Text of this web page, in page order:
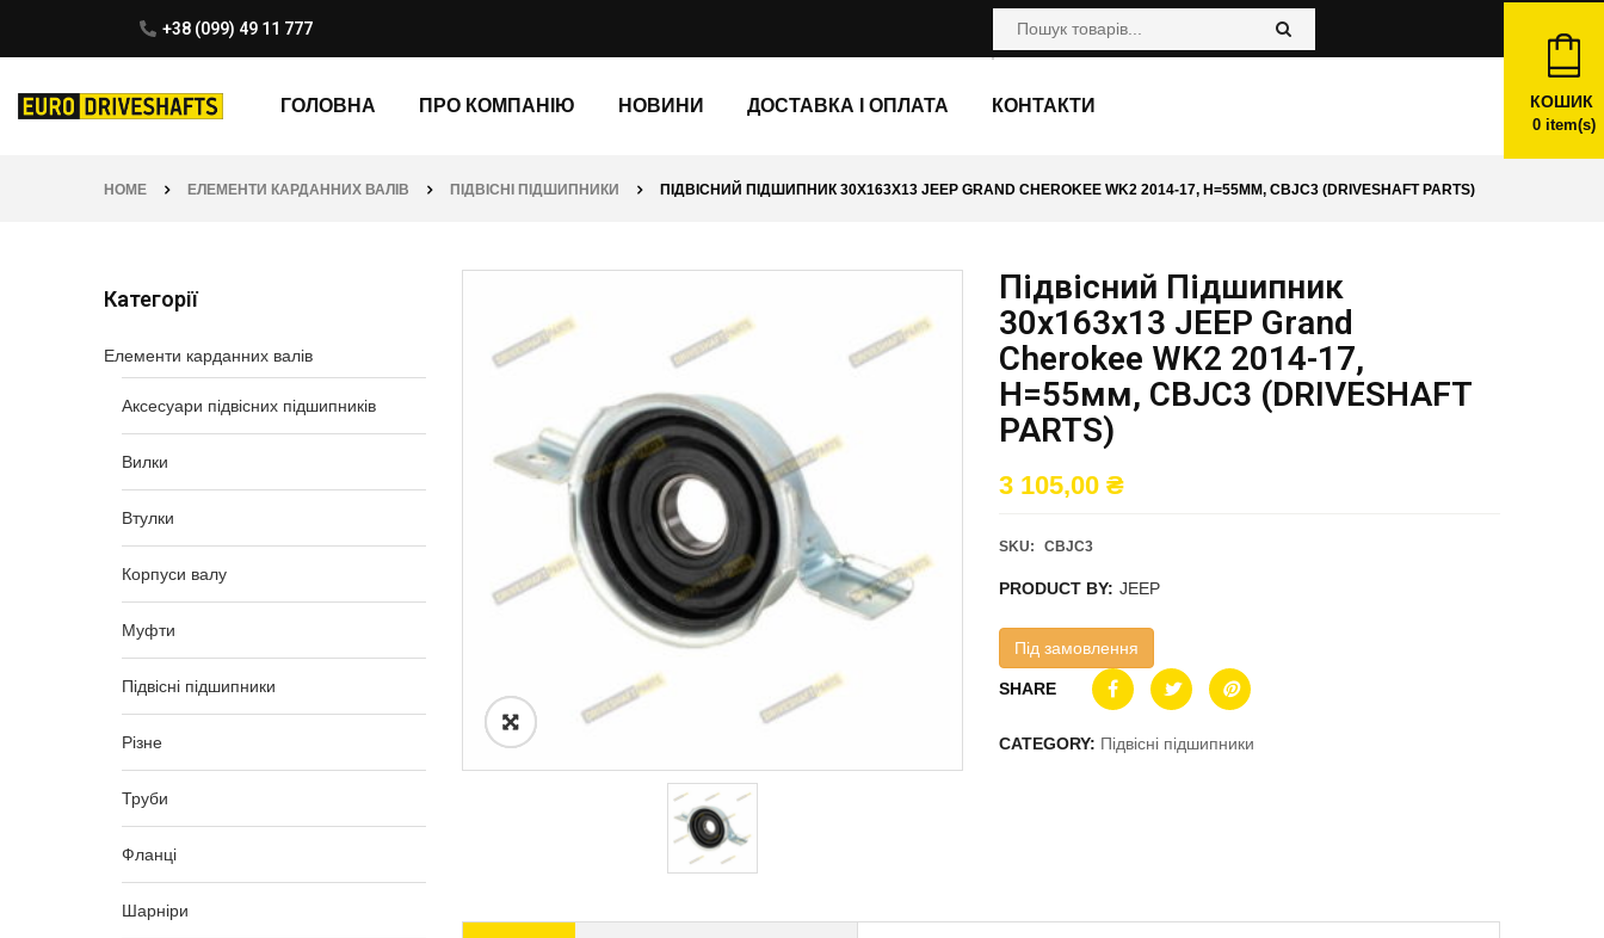
+38 (099) 49 11 777
ГОЛОВНА ПРО КОМПАНІЮ НОВИНИ ДОСТАВКА І ОПЛАТА КОНТАКТИ КОШИК
0item(s)
HOME ЕЛЕМЕНТИ КАРДАННИХ ВАЛІВ ПІДВІСНІ ПІДШИПНИКИ ПІДВІСНИЙ ПІДШИПНИК 30X163X13 JEEP GRAND CHEROKEE WK2 2014-17, H=55ММ, CBJC3 (DRIVESHAFT PARTS)
Категорії
Елементи карданних валів
Аксесуари підвісних підшипників
Вилки
Втулки
Корпуси валу
Муфти
Підвісні підшипники
Різне
Труби
Фланці
Шарніри
Підвісний Підшипник
30x163x13 JEEP Grand
Cherokee WK2 2014-17,
H=55мм, CBJC3 (DRIVESHAFT
PARTS)
3 105,00 ₴
SKU: CBJC3
PRODUCT BY: JEEP
Під замовлення
SHARE
CATEGORY: Підвісні підшипники